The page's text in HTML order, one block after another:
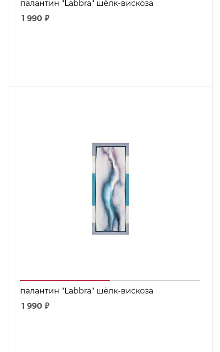
палантин "Labbra" шёлк-вискоза
1 990 ₽
палантин "Labbra" шёлк-вискоза
1 990 ₽